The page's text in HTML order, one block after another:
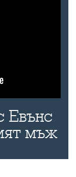
Евънс
мъж